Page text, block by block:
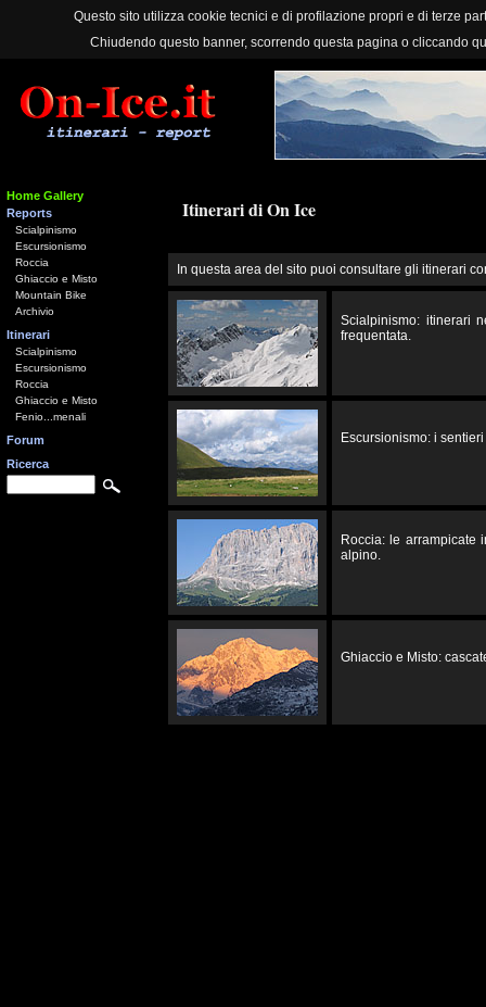
Questo sito utilizza cookie tecnici e di profilazione propri e di terze
Chiudendo questo banner, scorrendo questa pagina o cliccando
Home Gallery
Reports
Scialpinismo
Escursionismo
Roccia
Ghiaccio e Misto
Mountain Bike
Archivio
Itinerari
Scialpinismo
Escursionismo
Roccia
Ghiaccio e Misto
Fenio...menali
Forum
Ricerca
Itinerari di On Ice
In questa area del sito puoi consultare gli itinerari
Scialpinismo: itinerari
frequentata.
Escursionismo: i
Roccia: le arrampicate
alpino.
Ghiaccio e Misto: